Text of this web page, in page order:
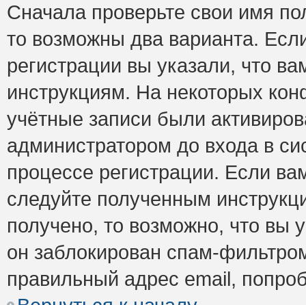
Сначала проверьте свои имя
то возможны два варианта.
регистрации вы указали, что
инструкциям. На некоторых
учётные записи были
администратором до входа в
процессе регистрации. Если
следуйте полученным
получено, то возможно, что вы
он заблокирован спам-
правильный адрес email,